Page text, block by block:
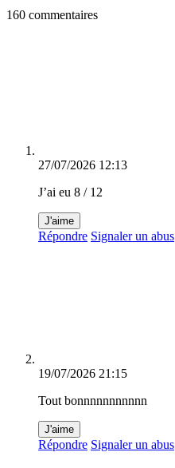
160 commentaires
27/07/2026 12:13
J’ai eu 8 / 12
J'aime
Répondre Signaler un abus
19/07/2026 21:15
Tout bonnnnnnnnnnn
J'aime
Répondre Signaler un abus